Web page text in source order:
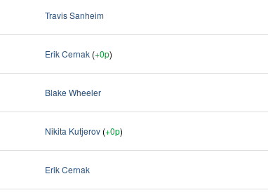
Travis Sanheim
Erik Cernak (+0p)
Blake Wheeler
Nikita Kutjerov (+0p)
Erik Cernak